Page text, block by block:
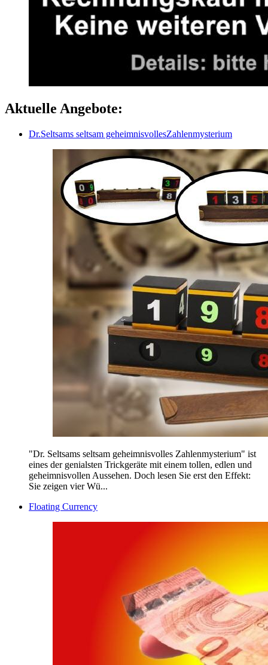
Aktuelle Angebote:
Dr.Seltsams seltsam geheimnisvollesZahlenmysterium
"Dr. Seltsams seltsam geheimnisvolles Zahlenmysterium" ist
eines der genialsten Trickgeräte mit einem tollen, edlen und
geheimnisvollen Aussehen. Doch lesen Sie erst den Effekt:
Sie zeigen vier Wü...
Floating Currency